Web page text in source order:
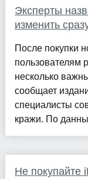
Эксперты
изменить
После покупки
пользователям
несколько
сообщает
специалисты
кражи. По
Не покупайте